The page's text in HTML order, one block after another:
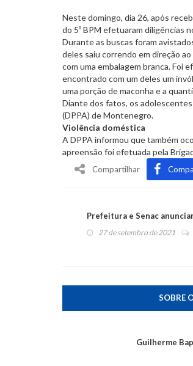
Neste domingo, dia 26, após
do 5º BPM efetuaram diligências
Durante as buscas foram
deles saiu correndo em direção
com uma embalagem branca. Foi
encontrado com um deles um
uma porção de maconha e a
Diante dos fatos, os
(DPPA) de Montenegro.
Violência doméstica
A DPPA informou que também
apreensão foi efetuada pela
Compartilhar
Prefeitura e Senac
27 de setembro de 2021
SOBRE
Guilherme